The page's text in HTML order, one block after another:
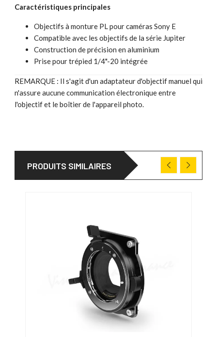
Caractéristiques principales
Objectifs à monture PL pour caméras Sony E
Compatible avec les objectifs de la série Jupiter
Construction de précision en aluminium
Prise pour trépied 1/4"-20 intégrée
REMARQUE : Il s'agit d'un adaptateur d'objectif manuel qui
n'assure aucune communication électronique entre
l'objectif et le boîtier de l'appareil photo.
PRODUITS SIMILAIRES